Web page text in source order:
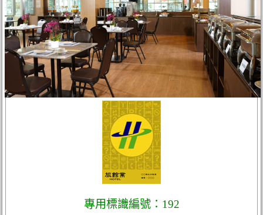
專用標識編號：192